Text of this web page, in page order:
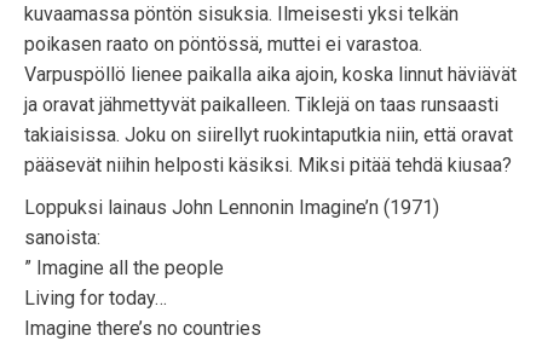
kuvaamassa pöntön sisuksia. Ilmeisesti yksi telkän
poikasen raato on pöntössä, muttei ei varastoa.
Varpuspöllö lienee paikalla aika ajoin, koska linnut häviävät
ja oravat jähmettyvät paikalleen. Tiklejä on taas runsaasti
takiaisissa. Joku on siirellyt ruokintaputkia niin, että oravat
pääsevät niihin helposti käsiksi. Miksi pitää tehdä kiusaa?
Loppuksi lainaus John Lennonin Imagine’n (1971)
sanoista:
” Imagine all the people
Living for today…
Imagine there’s no countries